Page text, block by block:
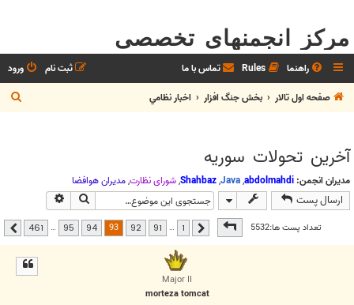
مرکز انجمنهای تخصصی
راهنما Rules تماس با ما ورود
ثبت نام
صفحه اول تالار
بخش جنگ افزار اخبار نظامي
ج
س
آخرين تحولات سوريه
مدیران انجمن: abdolmahdi
,
Java
,
Shahbaz
,شوراي نظارت,مديران هوافضا
ارسال پست جستجو
تعداد پست ها:5532صفحه93
461 قبلی …
91
92
93
94
95
…
461 بعدی
Major II
morteza tomcat